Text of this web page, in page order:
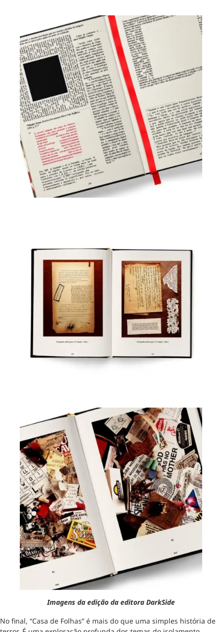
Imagens da edição da editora DarkSide
No final, “Casa de Folhas” é mais do que uma simples história de